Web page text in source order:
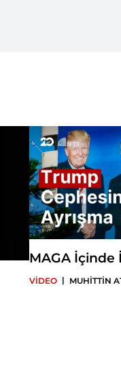
MAGA İçinde
VİDEO | MUHİTTİN